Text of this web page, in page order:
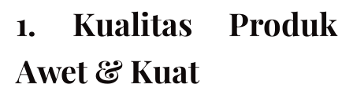
1. Kualitas Produk
Awet & Kuat